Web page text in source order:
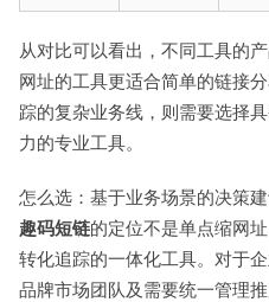
从对比可以看出，不同工具的
网址的工具更适合简单的链接
踪的复杂业务线，则需要选择
力的专业工具。
怎么选：基于业务场景的决策
趣码短链的定位不是单点缩网
转化追踪的一体化工具。对于
品牌市场团队及需要统一管理